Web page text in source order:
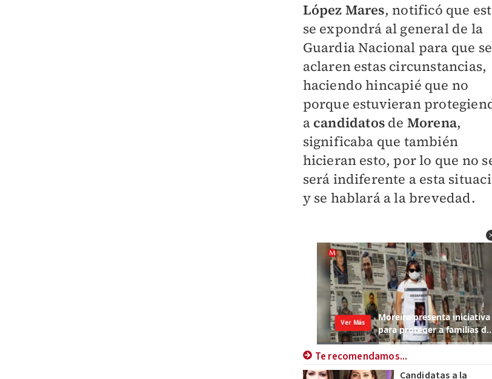
López Mares, notificó que
se expondrá al general de la
Guardia Nacional para que se
aclaren estas circunstancias,
haciendo hincapié que no
porque estuvieran
a candidatosde Morena,
significaba que también
hicieran esto, por lo que no
será indiferente a esta
y se hablará a la brevedad.
Te recomendamos...
Candidatas a la